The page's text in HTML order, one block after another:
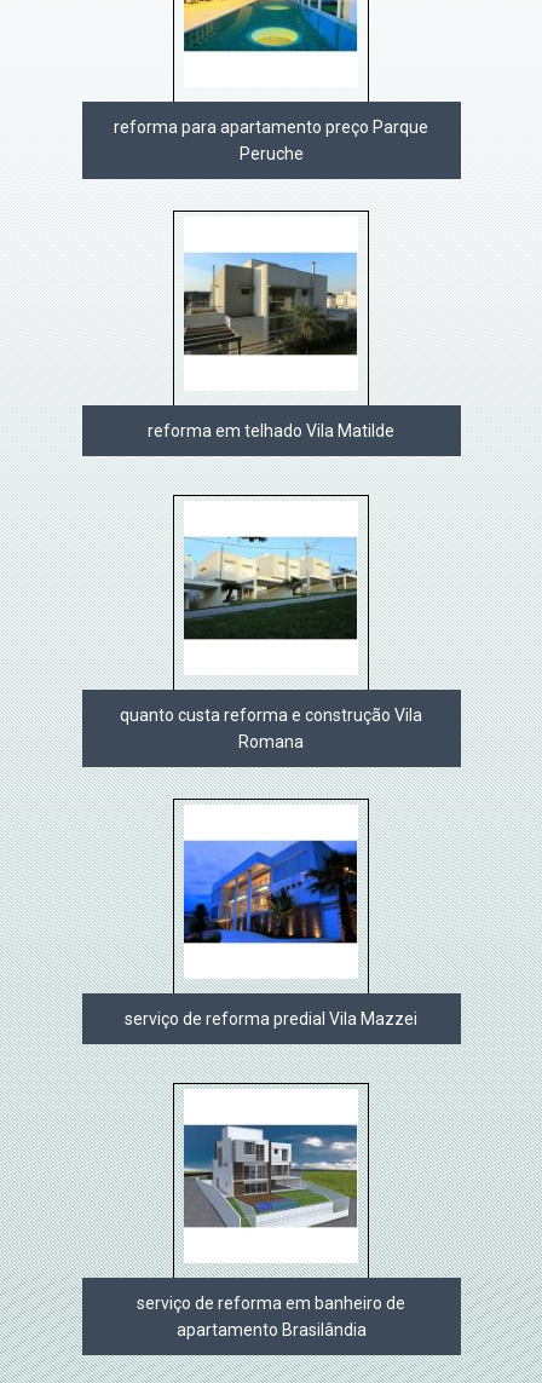
reforma para apartamento preço Parque
Peruche
reforma em telhado Vila Matilde
quanto custa reforma e construção Vila
Romana
serviço de reforma predial Vila Mazzei
serviço de reforma em banheiro de
apartamento Brasilândia